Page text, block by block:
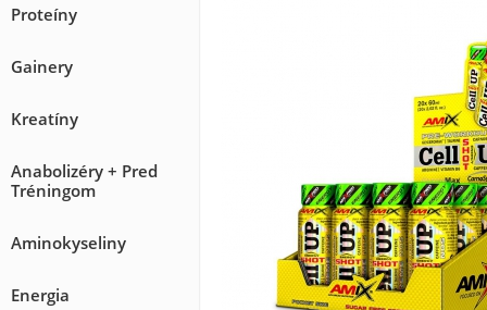
Proteíny
Gainery
Kreatíny
Anabolizéry + Pred
Tréningom
Aminokyseliny
Energia